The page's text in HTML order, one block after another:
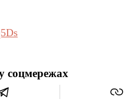
соцмережах